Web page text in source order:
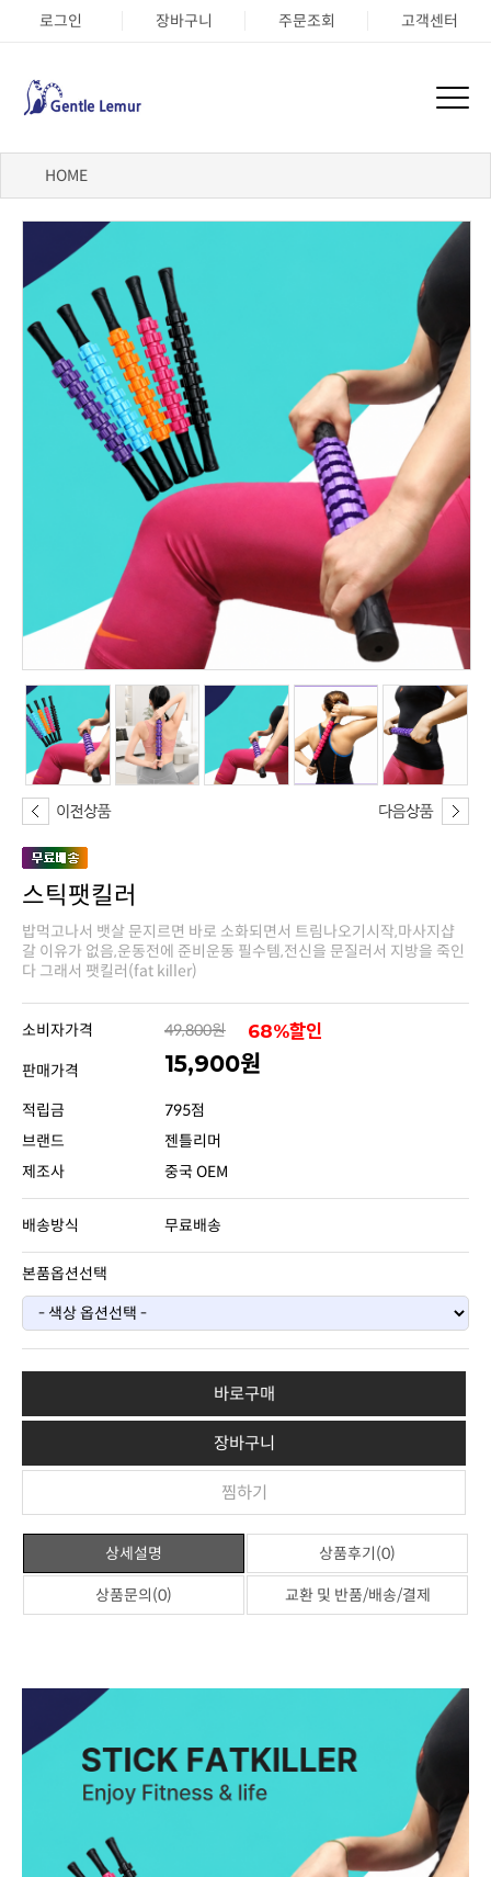
로그인 장바구니 주문조회 고객센터
HOME
스틱팻킬러
다 그래서 팻킬러(fat killer)
소비자가격 49,800원 68%할인
판매가격 15,900원
적립금
795점
브랜드
젠틀리머
제조사
중국 OEM
배송방식 무료배송
본품옵션선택
바로구매
장바구니
찜하기
상세설명 상품후기(0)
상품문의(0) 교환 및 반품/배송/결제